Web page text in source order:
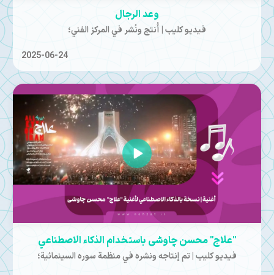
وعد الرجال
فيديو كليب | أُنتج ونُشر في المركز الفني؛
2025-06-24
"علاج" محسن چاوشی باستخدام الذكاء الاصطناعي
فيديو كليب | تم إنتاجه ونشره في منظمة سوره السينمائية؛